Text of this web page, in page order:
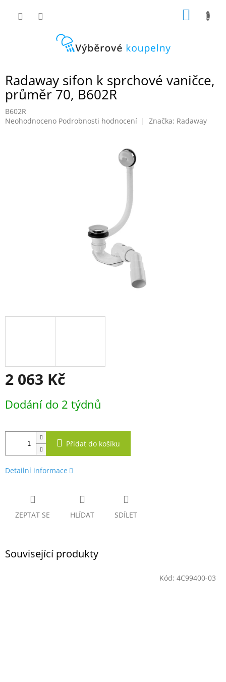
Radaway sifon k sprchové vaničce,
průměr 70, B602R
B602R
Průměrné
Neohodnoceno Podrobnosti hodnocení Značka: Radaway
2 063 Kč
cena:
Dodání do 2 týdnů
Přidat do košíku
Detailní informace
ZEPTAT SE HLÍDAT SDÍLET
Související produkty
Kód: 4C99400-03